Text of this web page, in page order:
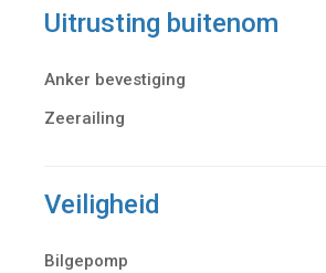
Uitrusting buitenom
Anker bevestiging
Zeerailing
Veiligheid
Bilgepomp